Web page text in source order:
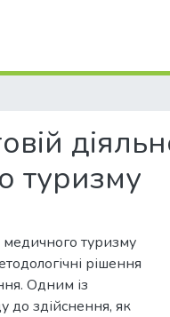
туризму
медичного туризму
рішення
Одним із
до здійснення, як